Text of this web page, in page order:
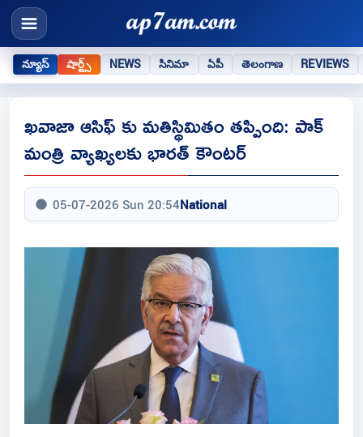
న్యూస్ షార్ట్స్ NEWS సినిమా ఏపీ తెలంగాణ REVIEWS
ఖవాజా ఆసిఫ్ కు మతిస్థిమితం తప్పింది: పాక్
మంత్రి వ్యాఖ్యలకు భారత్ కౌంటర్
05-07-2026 Sun 20:54National